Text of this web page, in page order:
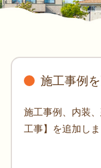
施工事例
施工事例、内装
工事】を追加しま